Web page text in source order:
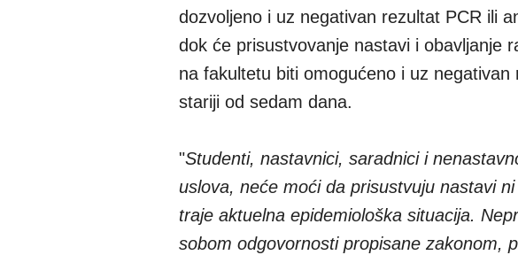
dozvoljeno i uz negativan rezultat PCR ili
dok će prisustvovanje nastavi i obavljanje
na fakultetu biti omogućeno i uz
stariji od sedam dana.
"Studenti, nastavnici, saradnici i
uslova, neće moći da prisustvuju nastavi
traje aktuelna epidemiološka situacija.
sobom odgovornosti propisane zakonom,